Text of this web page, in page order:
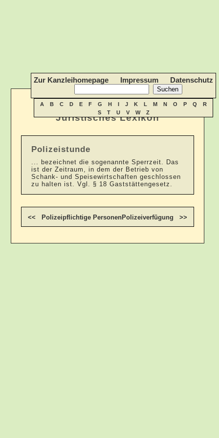
Juristisches Lexikon
Zur Kanzleihomepage Impressum Datenschutz
A B C D E F G H I J K L M N O P Q
R
S
T U V W Z
Polizeistunde
... bezeichnet die sogenannte Sperrzeit. Das
ist der Zeitraum, in dem der Betrieb von
Schank- und Speisewirtschaften geschlossen
zu halten ist. Vgl. § 18 Gaststättengesetz.
<< Polizeipflichtige PersonenPolizeiverfügung >>